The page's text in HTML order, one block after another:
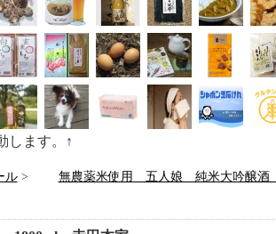
します。↑
ル>
無農薬米使用 五人娘 純米大吟醸酒